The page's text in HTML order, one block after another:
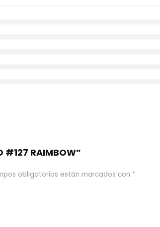
RAIMBOW”
obligatorios están marcados con *